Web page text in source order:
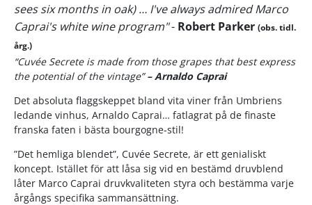
sees six months in oak) … I've always admired Marco
Caprai's white wine program"- Robert Parker (obs. tidl.
årg.)
“Cuvée Secrete is made from those grapes that best express
the potential of the vintage”– Arnaldo Caprai
Det absoluta flaggskeppet bland vita viner från Umbriens
ledande vinhus, Arnaldo Caprai… fatlagrat på de finaste
franska faten i bästa bourgogne-stil!
”Det hemliga blendet”, Cuvée Secrete, är ett genialiskt
koncept. Istället för att låsa sig vid en bestämd druvblend
låter Marco Caprai druvkvaliteten styra och bestämma varje
årgångs specifika sammansättning.